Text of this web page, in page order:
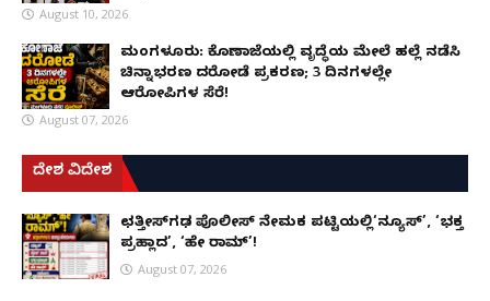
August 10, 2026
ಮಂಗಳೂರು: ಕೊಣಾಜೆಯಲ್ಲಿ ವೃದ್ಧೆಯ ಮೇಲೆ ಹಲ್ಲೆ ನಡೆಸಿ
ಚಿನ್ನಾಭರಣ ದರೋಡೆ ಪ್ರಕರಣ; 3 ದಿನಗಳಲ್ಲೇ
ಆರೋಪಿಗಳ ಸೆರೆ!
August 07, 2026
ದೇಶ ವಿದೇಶ
ಛತ್ತೀಸ್‌ಗಢ ಪೊಲೀಸ್ ನೇಮಕ ಪಟ್ಟಿಯಲ್ಲಿ‘ನ್ಯೂಸ್’, ‘ಭಕ್ತ
ಪ್ರಹ್ಲಾದ’, ‘ಹೇ ರಾಮ್’!
August 07, 2026